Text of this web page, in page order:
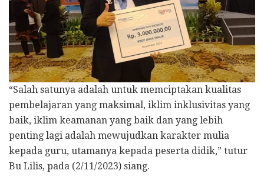
“Salah satunya adalah untuk memciptakan kualitas
pembelajaran yang maksimal, iklim inklusivitas yang
baik, iklim keamanan yang baik dan yang lebih
penting lagi adalah mewujudkan karakter mulia
kepada guru, utamanya kepada peserta didik,” tutur
Bu Lilis, pada (2/11/2023) siang.